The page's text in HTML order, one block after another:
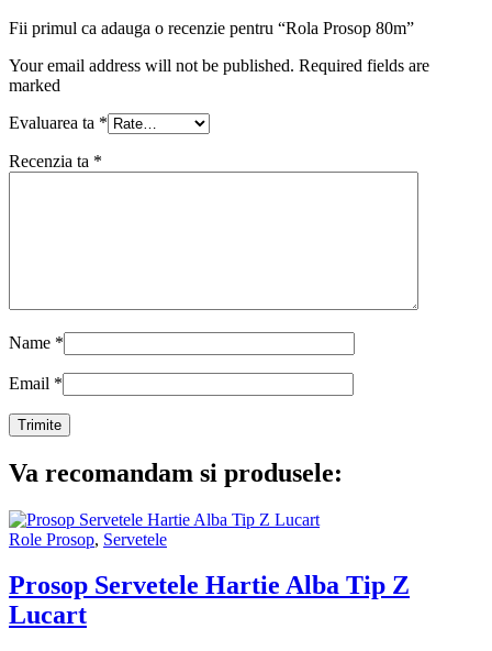
Fii primul ca adauga o recenzie pentru “Rola Prosop 80m”
Your email address will not be published. Required fields are
marked
Evaluarea ta *
Recenzia ta *
Name *
Email *
Va recomandam si produsele:
Role Prosop, Servetele
Prosop Servetele Hartie Alba Tip Z
Lucart